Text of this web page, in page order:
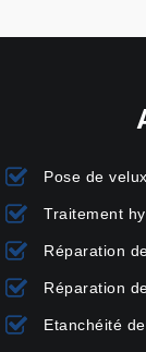
Pose de
Traitement
Réparation
Réparation
Etanchéité